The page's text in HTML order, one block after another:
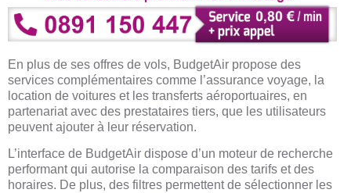
En plus de ses offres de vols, BudgetAir propose des
services complémentaires comme l’assurance voyage, la
location de voitures et les transferts aéroportuaires, en
partenariat avec des prestataires tiers, que les utilisateurs
peuvent ajouter à leur réservation.
L’interface de BudgetAir dispose d’un moteur de recherche
performant qui autorise la comparaison des tarifs et des
horaires. De plus, des filtres permettent de sélectionner les